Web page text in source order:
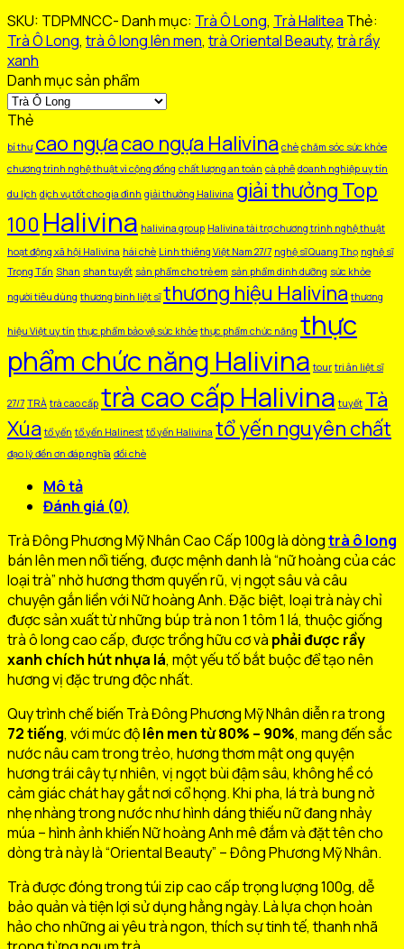
100GR
số
lượng
SKU: TDPMNCC-Danh mục: Trà Ô Long, Trà Halitea Thẻ:
Trà Ô Long,trà ô long lên men,trà Oriental Beauty,trà rầy
xanh
Danh mục sản phẩm
Thẻ
bí thư cao ngựacao ngựa Halivina chè chăm sóc sức khỏe
chương trình nghệ thuật vì cộng đồng chất lượng an toàn cà phê doanh nghiệp uy tín
du lịch dịch vụ tốt cho gia đình giải thưởng Halivina giải thưởng Top
100 Halivina halivina group Halivina tài trợ chương trình nghệ thuật
hoạt động xã hội Halivina hái chè Linh thiêng Việt Nam 27/7 nghệ sĩ Quang Thọ nghệ sĩ
Trọng Tấn Shan shan tuyết sản phẩm cho trẻ em sản phẩm dinh dưỡng sức khỏe
người tiêu dùng thương binh liệt sĩ thương hiệu Halivina thương
hiệu Việt uy tín thực phẩm bảo vệ sức khỏe thực phẩm chức năng thực
phẩm chức năng Halivina tour tri ân liệt sĩ
27/7 TRÀ trà cao cấp trà cao cấp Halivina tuyết Tà
Xúa tổ yến tổ yến Halinest tổ yến Halivina tổ yến nguyên chất
đạo lý đền ơn đáp nghĩa đồi chè
Mô tả
Đánh giá (0)
Trà Đông Phương Mỹ Nhân Cao Cấp 100g là dòngtrà ô long
bán lên men nổi tiếng, được mệnh danh là “nữ hoàng của các
loại trà” nhờ hương thơm quyến rũ, vị ngọt sâu và câu
chuyện gắn liền với Nữ hoàng Anh. Đặc biệt, loại trà này chỉ
được sản xuất từ những búp trà non 1 tôm 1 lá, thuộc giống
trà ô long cao cấp, được trồng hữu cơ và phải được rầy
xanh chích hút nhựa lá, một yếu tố bắt buộc để tạo nên
hương vị đặc trưng độc nhất.
Quy trình chế biến Trà Đông Phương Mỹ Nhân diễn ra trong
72 tiếng, với mức độlên men từ 80% – 90%, mang đến sắc
nước nâu cam trong trẻo, hương thơm mật ong quyện
hương trái cây tự nhiên, vị ngọt bùi đậm sâu, không hề có
cảm giác chát hay gắt nơi cổ họng. Khi pha, lá trà bung nở
nhẹ nhàng trong nước như hình dáng thiếu nữ đang nhảy
múa – hình ảnh khiến Nữ hoàng Anh mê đắm và đặt tên cho
dòng trà này là “Oriental Beauty” – Đông Phương Mỹ Nhân.
Trà được đóng trong túi zip cao cấp trọng lượng 100g, dễ
bảo quản và tiện lợi sử dụng hằng ngày. Là lựa chọn hoàn
hảo cho những ai yêu trà ngon, thích sự tinh tế, thanh nhã